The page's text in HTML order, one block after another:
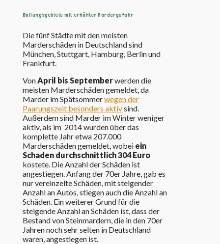
Ballungsgebiete mit erhöhter Mardergefahr
Die fünf Städte mit den meisten
Marderschäden in Deutschland sind
München, Stuttgart, Hamburg, Berlin und
Frankfurt.
Von April bis Septemberwerden die
meisten Marderschäden gemeldet, da
Marder im Spätsommerwegen der
Paarungszeit besonders aktivsind.
Außerdem sind Marder im Winter weniger
aktiv, als im 2014 wurden über das
komplette Jahr etwa 207.000
Marderschäden gemeldet, wobei ein
Schaden durchschnittlich 304 Euro
kostete. Die Anzahl der Schäden ist
angestiegen. Anfang der 70er Jahre, gab es
nur vereinzelte Schäden, mit steigender
Anzahl an Autos, stiegen auch die Anzahl an
Schäden. Ein weiterer Grund für die
steigende Anzahl an Schäden ist, dass der
Bestand von Steinmardern, die in den 70er
Jahren noch sehr selten in Deutschland
waren, angestiegen ist.